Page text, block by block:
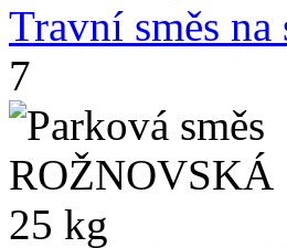
Travní směs na
7